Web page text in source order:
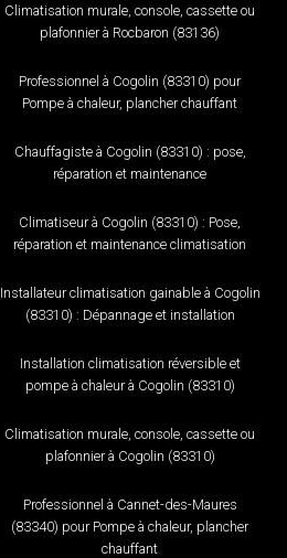
Climatisation murale, console, cassette ou
plafonnier à Rocbaron (83136)
Professionnel à Cogolin (83310) pour
Pompe à chaleur, plancher chauffant
Chauffagiste à Cogolin (83310) : pose,
réparation et maintenance
Climatiseur à Cogolin (83310) : Pose,
réparation et maintenance climatisation
Installateur climatisation gainable à Cogolin
(83310) : Dépannage et installation
Installation climatisation réversible et
pompe à chaleur à Cogolin (83310)
Climatisation murale, console, cassette ou
plafonnier à Cogolin (83310)
Professionnel à Cannet-des-Maures
(83340) pour Pompe à chaleur, plancher
chauffant